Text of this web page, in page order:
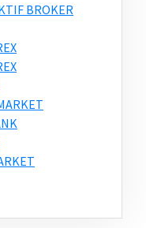
BROKER